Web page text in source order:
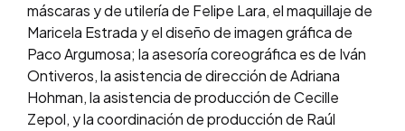
máscaras y de utilería de Felipe Lara, el maquillaje de
Maricela Estrada y el diseño de imagen gráfica de
Paco Argumosa; la asesoría coreográfica es de Iván
Ontiveros, la asistencia de dirección de Adriana
Hohman, la asistencia de producción de Cecille
Zepol, y la coordinación de producción de Raúl